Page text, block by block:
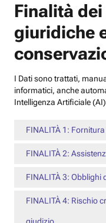
Finalità
giuridiche
I Dati sono trattati,
informatici, anche
Intelligenza Artificiale
FINALITÀ 1:
FINALITÀ 2:
FINALITÀ 3: Obblighi
FINALITÀ 4: Rischio